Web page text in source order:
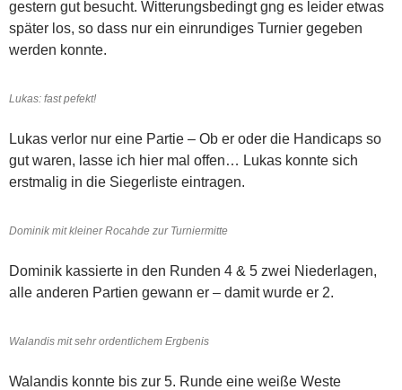
gestern gut besucht. Witterungsbedingt gng es leider etwas
später los, so dass nur ein einrundiges Turnier gegeben
werden konnte.
Lukas: fast pefekt!
Lukas verlor nur eine Partie – Ob er oder die Handicaps so
gut waren, lasse ich hier mal offen… Lukas konnte sich
erstmalig in die Siegerliste eintragen.
Dominik mit kleiner Rocahde zur Turniermitte
Dominik kassierte in den Runden 4 & 5 zwei Niederlagen,
alle anderen Partien gewann er – damit wurde er 2.
Walandis mit sehr ordentlichem Ergbenis
Walandis konnte bis zur 5. Runde eine weiße Weste